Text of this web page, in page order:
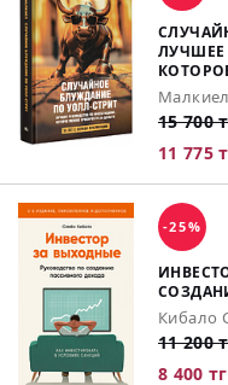
ЛУЧШЕЕ
15 700
11 775
-25%
Кибало
11 200
8 400 тг